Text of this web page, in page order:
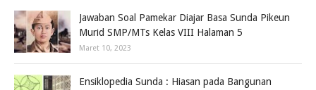
Jawaban Soal Pamekar Diajar Basa Sunda Pikeun
Murid SMP/MTs Kelas VIII Halaman 5
Maret 10, 2023
Ensiklopedia Sunda : Hiasan pada Bangunan